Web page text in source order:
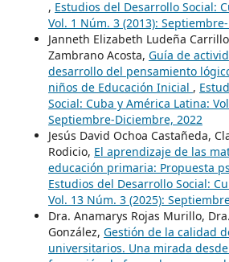
, Estudios del Desarrollo Social:
Vol. 1 Núm. 3 (2013):
Janneth Elizabeth Ludeña
Zambrano Acosta, Guía de
desarrollo del pensamiento
niños de Educación Inicial ,
Social: Cuba y América Latina:
Septiembre-Diciembre, 2022
Jesús David Ochoa Castañeda,
Rodicio, El aprendizaje de las
educación primaria: Propuesta
Estudios del Desarrollo Social:
Vol. 13 Núm. 3 (2025):
Dra. Anamarys Rojas Murillo,
González, Gestión de la calidad
universitarios. Una mirada